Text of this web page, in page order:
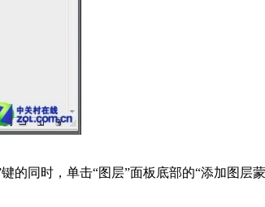
同时，单击“图层”面板底部的“添加图层